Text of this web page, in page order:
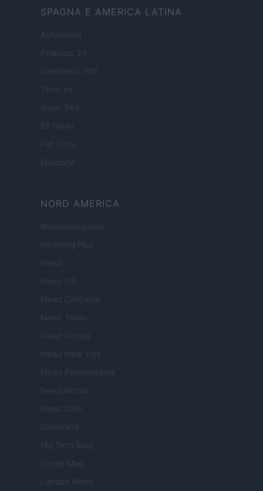
SPAGNA E AMERICA LATINA
Actualidad
Finanzas 24
Investindo 365
Think.es
Viajar 365
ES Newz
Encocina
NORD AMERICA
Womanmagazine
Investing Plus
Newz
Newz US
Newz California
Newz Texas
Newz Florida
Newz New York
Newz Pennsylvania
Newz Illinois
Newz Ohio
Gameland
Hig Tech Mag
Scoop Mag
Lgbtqia News